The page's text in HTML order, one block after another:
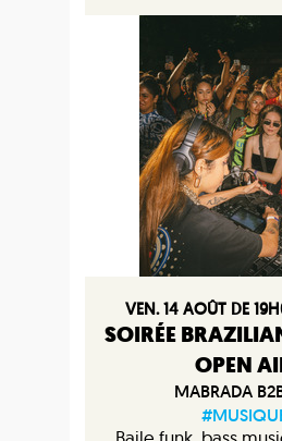
VEN. 14 AOÛT DE
SOIRÉE
OPEN
MABRADA